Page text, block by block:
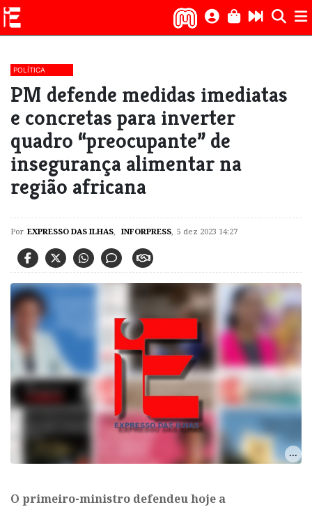
POLÍTICA
PM defende medidas imediatas
e concretas para inverter
quadro “preocupante” de
insegurança alimentar na
região africana
Por EXPRESSO DAS ILHAS, INFORPRESS, 5 dez 2023 14:27
O primeiro-ministro defendeu hoje a